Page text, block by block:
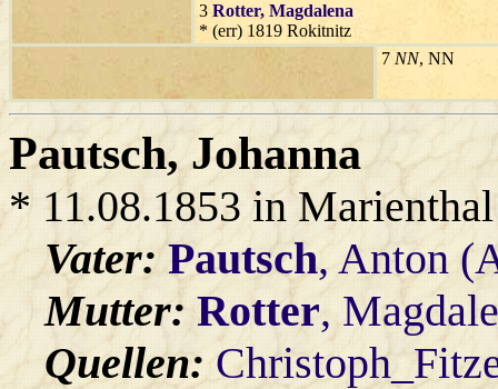
3 Rotter, Magdalena
* (err) 1819 Rokitnitz
7 NN, NN
Pautsch, Johanna
* 11.08.1853 in Marienthal
Vater:Pautsch, Anton
Mutter:Rotter,
Quellen: